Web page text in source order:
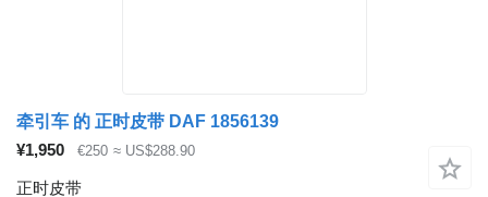
牵引车 的 正时皮带 DAF 1856139
¥1,950
€250 ≈ US$288.90
正时皮带